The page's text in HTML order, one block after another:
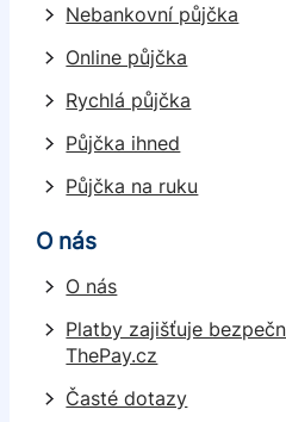
Nebankovní půjčka
Online půjčka
Rychlá půjčka
Půjčka ihned
Půjčka na ruku
O nás
O nás
Platby zajišťuje
ThePay.cz
Časté dotazy